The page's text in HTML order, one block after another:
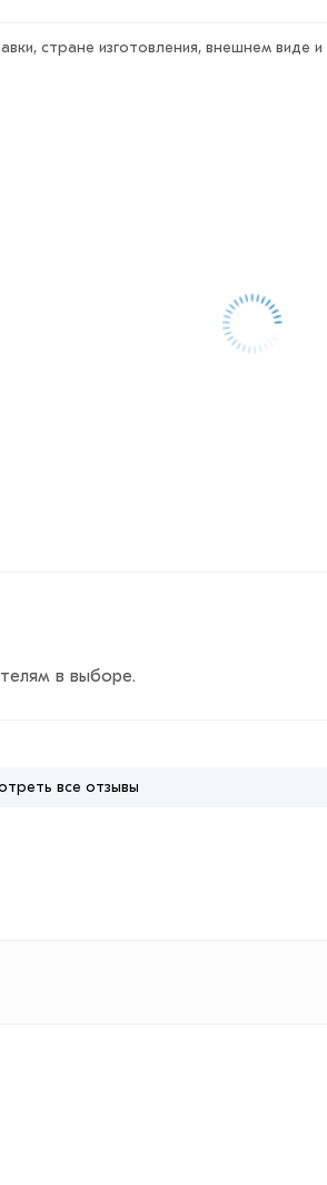
стране изготовления, внешнем
в выборе.
все отзывы